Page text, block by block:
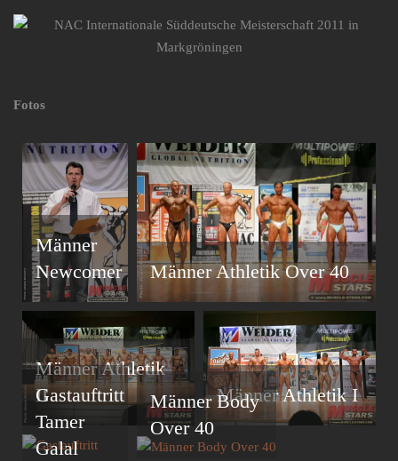
Fotos
Männer
Newcomer
Männer Athletik Over 40
Männer Athletik
II
Männer Athletik I
Gastauftritt
Tamer
Galal
Männer Body
Over 40